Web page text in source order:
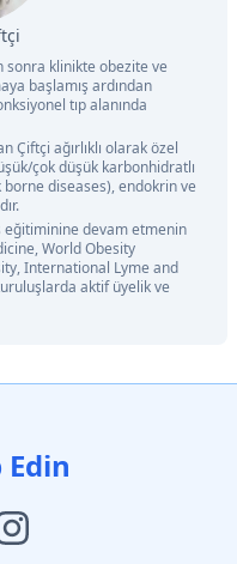
sonra klinikte obezite ve
başlamış ardından
tıp alanında
Çiftçi ağırlıklı olarak özel
çok düşük karbonhidratlı
borne diseases), endokrin ve
eğitiminine devam etmenin
World Obesity
International Lyme and
aktif üyelik ve
Edin